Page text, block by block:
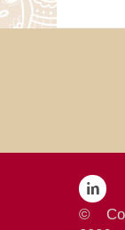
©